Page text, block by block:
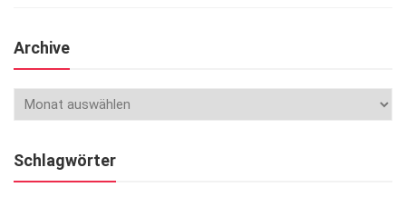
Archive
Schlagwörter